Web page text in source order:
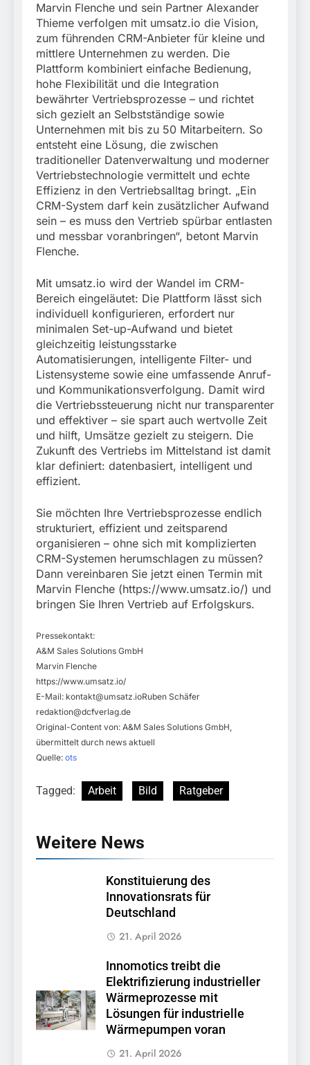
Marvin Flenche und sein Partner Alexander
Thieme verfolgen mit umsatz.io die Vision,
zum führenden CRM-Anbieter für kleine und
mittlere Unternehmen zu werden. Die
Plattform kombiniert einfache Bedienung,
hohe Flexibilität und die Integration
bewährter Vertriebsprozesse – und richtet
sich gezielt an Selbstständige sowie
Unternehmen mit bis zu 50 Mitarbeitern. So
entsteht eine Lösung, die zwischen
traditioneller Datenverwaltung und moderner
Vertriebstechnologie vermittelt und echte
Effizienz in den Vertriebsalltag bringt. „Ein
CRM-System darf kein zusätzlicher Aufwand
sein – es muss den Vertrieb spürbar entlasten
und messbar voranbringen“, betont Marvin
Flenche.
Mit umsatz.io wird der Wandel im CRM-
Bereich eingeläutet: Die Plattform lässt sich
individuell konfigurieren, erfordert nur
minimalen Set-up-Aufwand und bietet
gleichzeitig leistungsstarke
Automatisierungen, intelligente Filter- und
Listensysteme sowie eine umfassende Anruf-
und Kommunikationsverfolgung. Damit wird
die Vertriebssteuerung nicht nur transparenter
und effektiver – sie spart auch wertvolle Zeit
und hilft, Umsätze gezielt zu steigern. Die
Zukunft des Vertriebs im Mittelstand ist damit
klar definiert: datenbasiert, intelligent und
effizient.
Sie möchten Ihre Vertriebsprozesse endlich
strukturiert, effizient und zeitsparend
organisieren – ohne sich mit komplizierten
CRM-Systemen herumschlagen zu müssen?
Dann vereinbaren Sie jetzt einen Termin mit
Marvin Flenche (https://www.umsatz.io/) und
bringen Sie Ihren Vertrieb auf Erfolgskurs.
Pressekontakt:
A&M Sales Solutions GmbH
Marvin Flenche
https://www.umsatz.io/
E-Mail: kontakt@umsatz.ioRuben Schäfer
redaktion@dcfverlag.de
Original-Content von: A&M Sales Solutions GmbH,
übermittelt durch news aktuell
Quelle: ots
Tagged: Arbeit Bild Ratgeber
Weitere News
Konstituierung des
Innovationsrats für
Deutschland
21. April 2026
Innomotics treibt die
Elektrifizierung industrieller
Wärmeprozesse mit
Lösungen für industrielle
Wärmepumpen voran
21. April 2026